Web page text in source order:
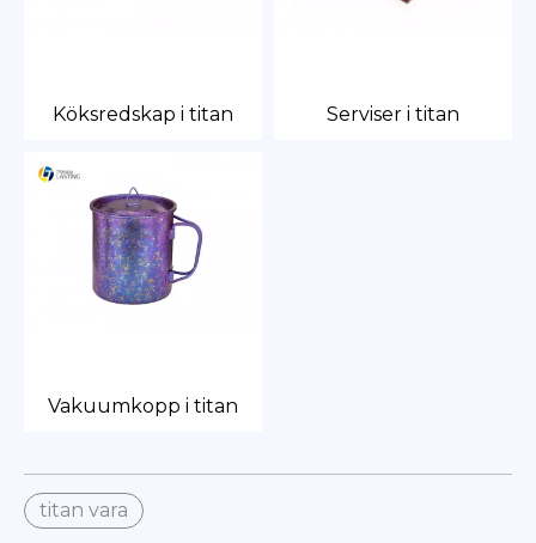
Köksredskap i titan Serviser i titan
Vakuumkopp i titan
titan vara